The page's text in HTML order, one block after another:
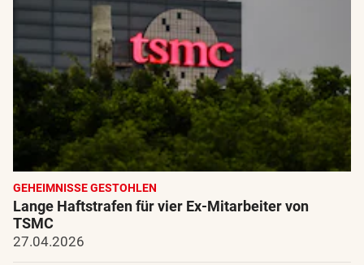
GEHEIMNISSE GESTOHLEN
Lange Haftstrafen für vier Ex-Mitarbeiter von
TSMC
27.04.2026